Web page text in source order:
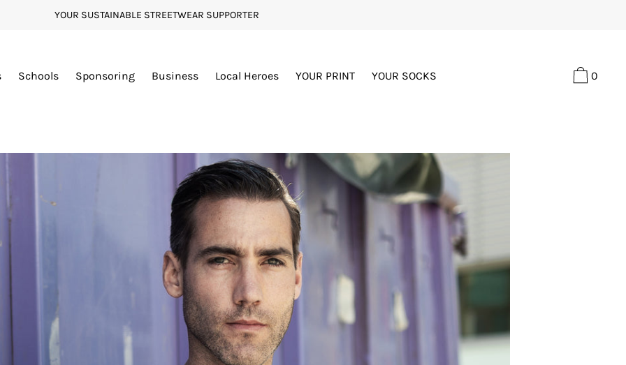
YOUR SUSTAINABLE STREETWEAR SUPPORTER
Schools Sponsoring Business Local Heroes YOUR PRINT YOUR SOCKS 0